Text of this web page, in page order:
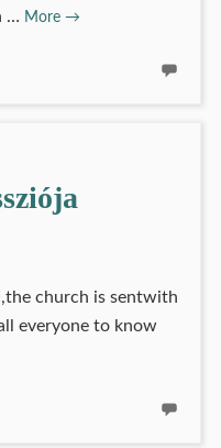
… More Államformánk
→
church is sentwith
everyone to know